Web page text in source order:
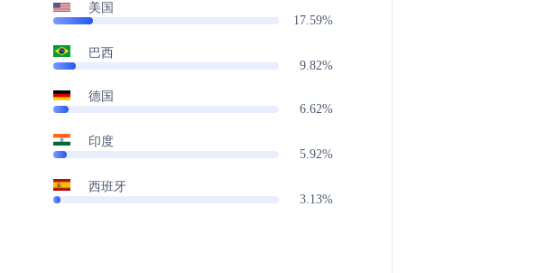
美国
17.59%
巴西
9.82%
德国
6.62%
印度
5.92%
西班牙
3.13%